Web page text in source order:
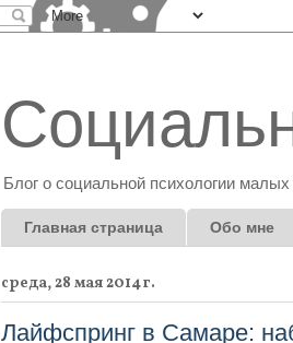
Блог о социальной психологии
Главная страница Обо мне
среда, 28 мая 2014 г.
Лайфспринг в Самаре: